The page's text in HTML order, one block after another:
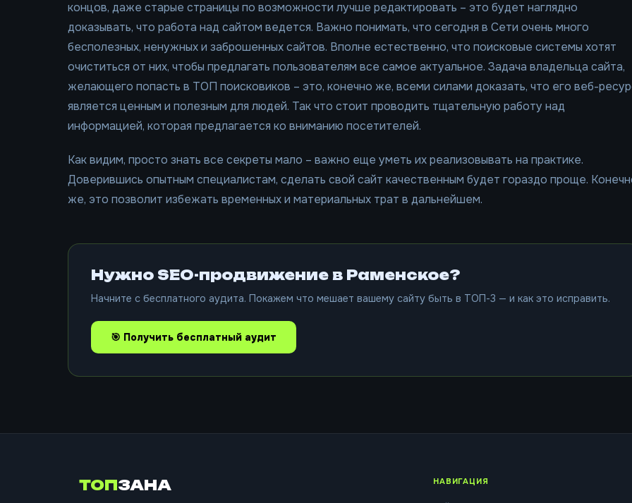
концов, даже старые страницы по возможности лучше редактировать – это будет наглядно
доказывать, что работа над сайтом ведется. Важно понимать, что сегодня в Сети очень много
бесполезных, ненужных и заброшенных сайтов. Вполне естественно, что поисковые системы хотят
очиститься от них, чтобы предлагать пользователям все самое актуальное. Задача владельца сайта,
желающего попасть в ТОП поисковиков – это, конечно же, всеми силами доказать, что его веб-
является ценным и полезным для людей. Так что стоит проводить тщательную работу над
информацией, которая предлагается ко вниманию посетителей.
Как видим, просто знать все секреты мало – важно еще уметь их реализовывать на практике.
Доверившись опытным специалистам, сделать свой сайт качественным будет гораздо проще.
же, это позволит избежать временных и материальных трат в дальнейшем.
Нужно SEO-продвижение в Раменское?
Начните с бесплатного аудита. Покажем что мешает вашему сайту быть в ТОП-3 — и как это исправить.
🎯 Получить бесплатный аудит
ТОПЗАНА НАВИГАЦИЯ